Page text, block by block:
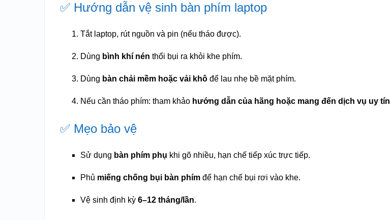
✅ Hướng dẫn vệ sinh bàn phím laptop
Tắt laptop, rút nguồn và pin (nếu tháo được).
Dùng bình khí nén thổi bụi ra khỏi khe phím.
Dùng bàn chải mềm hoặc vải khô để lau nhẹ bề mặt phím.
Nếu cần tháo phím: tham khảo hướng dẫn của hãng hoặc mang đến dịch vụ uy tín
✅ Mẹo bảo vệ
Sử dụng bàn phím phụ khi gõ nhiều, hạn chế tiếp xúc trực tiếp.
Phủ miếng chống bụi bàn phím để hạn chế bụi rơi vào khe.
Vệ sinh định kỳ6–12 tháng/lần.